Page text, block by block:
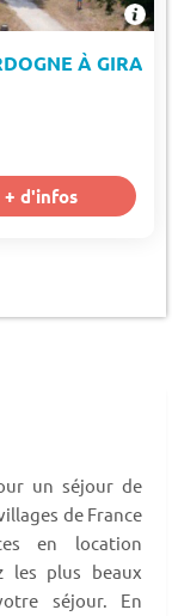
À GIRAC
+ d'infos
un séjour de
de France
en location
les plus beaux
séjour. En